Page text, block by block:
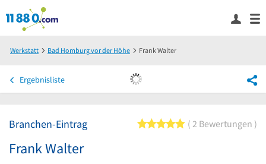
Werkstatt Bad Homburg vor der Höhe Frank Walter
Ergebnisliste
Branchen-Eintrag 5 von 5 Sternen
2 Bewertungen
Frank Walter